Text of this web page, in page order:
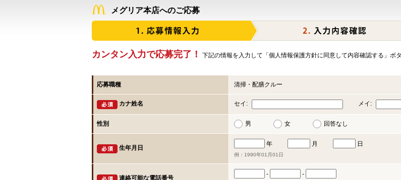
メグリア本店へのご応募
カンタン入力で応募完了！ 下記の情報を入力して「個人情報保護方針に同意して内容確認する」ボ
応募職種 清掃・配膳クルー
カナ姓名 セイ: メイ:
性別 男 女 回答なし
生年月日
年 月 日
例：1990年01月01日
連絡可能な電話番号
- -